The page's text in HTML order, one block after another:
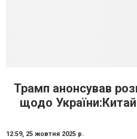
Трамп анонсував
щодо
12:59, 25 жовтня 2025 р.